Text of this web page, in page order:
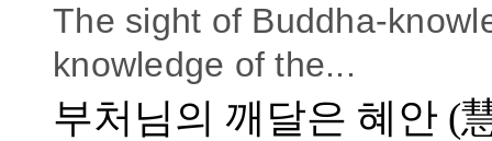
The sight of Buddha-
knowledge of the...
부처님의 깨달은 혜안 (